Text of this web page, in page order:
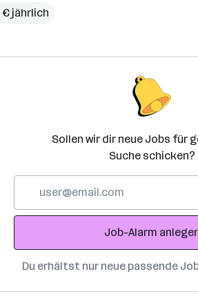
€ jährlich
Sollen wir dir neue Jobs für
Suche schicken?
Adresse
Job-Alarm
Du erhältst nur neue passende